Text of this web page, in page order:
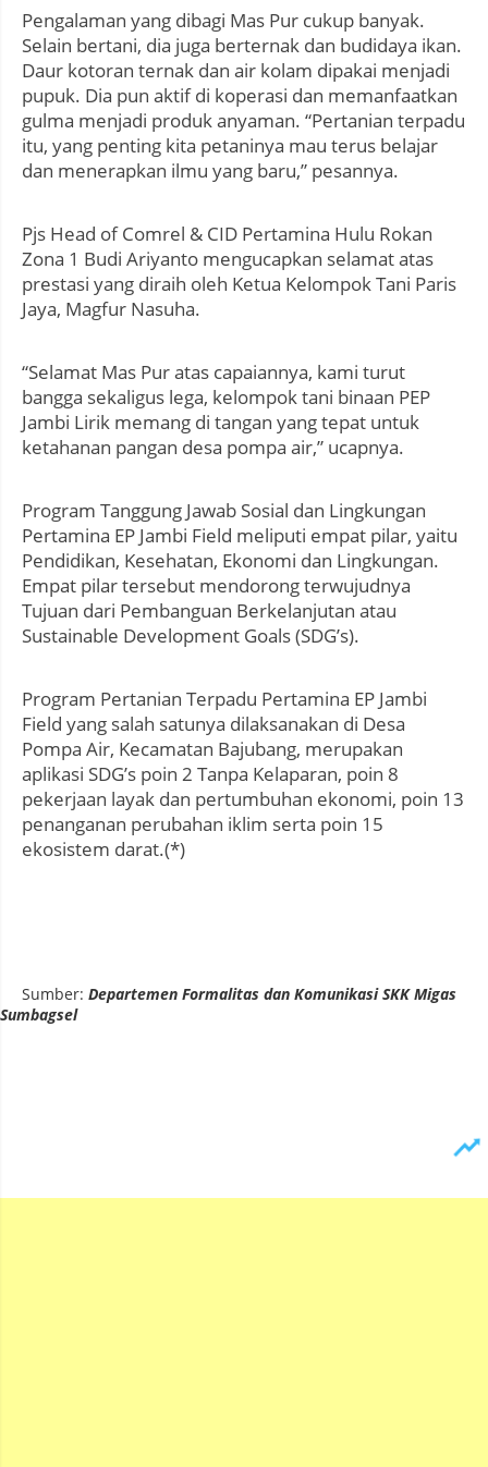
Pengalaman yang dibagi Mas Pur cukup banyak.
Selain bertani, dia juga berternak dan budidaya ikan.
Daur kotoran ternak dan air kolam dipakai menjadi
pupuk. Dia pun aktif di koperasi dan memanfaatkan
gulma menjadi produk anyaman. “Pertanian terpadu
itu, yang penting kita petaninya mau terus belajar
dan menerapkan ilmu yang baru,” pesannya.
Pjs Head of Comrel & CID Pertamina Hulu Rokan
Zona 1 Budi Ariyanto mengucapkan selamat atas
prestasi yang diraih oleh Ketua Kelompok Tani Paris
Jaya, Magfur Nasuha.
“Selamat Mas Pur atas capaiannya, kami turut
bangga sekaligus lega, kelompok tani binaan PEP
Jambi Lirik memang di tangan yang tepat untuk
ketahanan pangan desa pompa air,” ucapnya.
Program Tanggung Jawab Sosial dan Lingkungan
Pertamina EP Jambi Field meliputi empat pilar, yaitu
Pendidikan, Kesehatan, Ekonomi dan Lingkungan.
Empat pilar tersebut mendorong terwujudnya
Tujuan dari Pembanguan Berkelanjutan atau
Sustainable Development Goals (SDG’s).
Program Pertanian Terpadu Pertamina EP Jambi
Field yang salah satunya dilaksanakan di Desa
Pompa Air, Kecamatan Bajubang, merupakan
aplikasi SDG’s poin 2 Tanpa Kelaparan, poin 8
pekerjaan layak dan pertumbuhan ekonomi, poin 13
penanganan perubahan iklim serta poin 15
ekosistem darat.(*)
Sumber: Departemen Formalitas dan Komunikasi SKK Migas
Sumbagsel